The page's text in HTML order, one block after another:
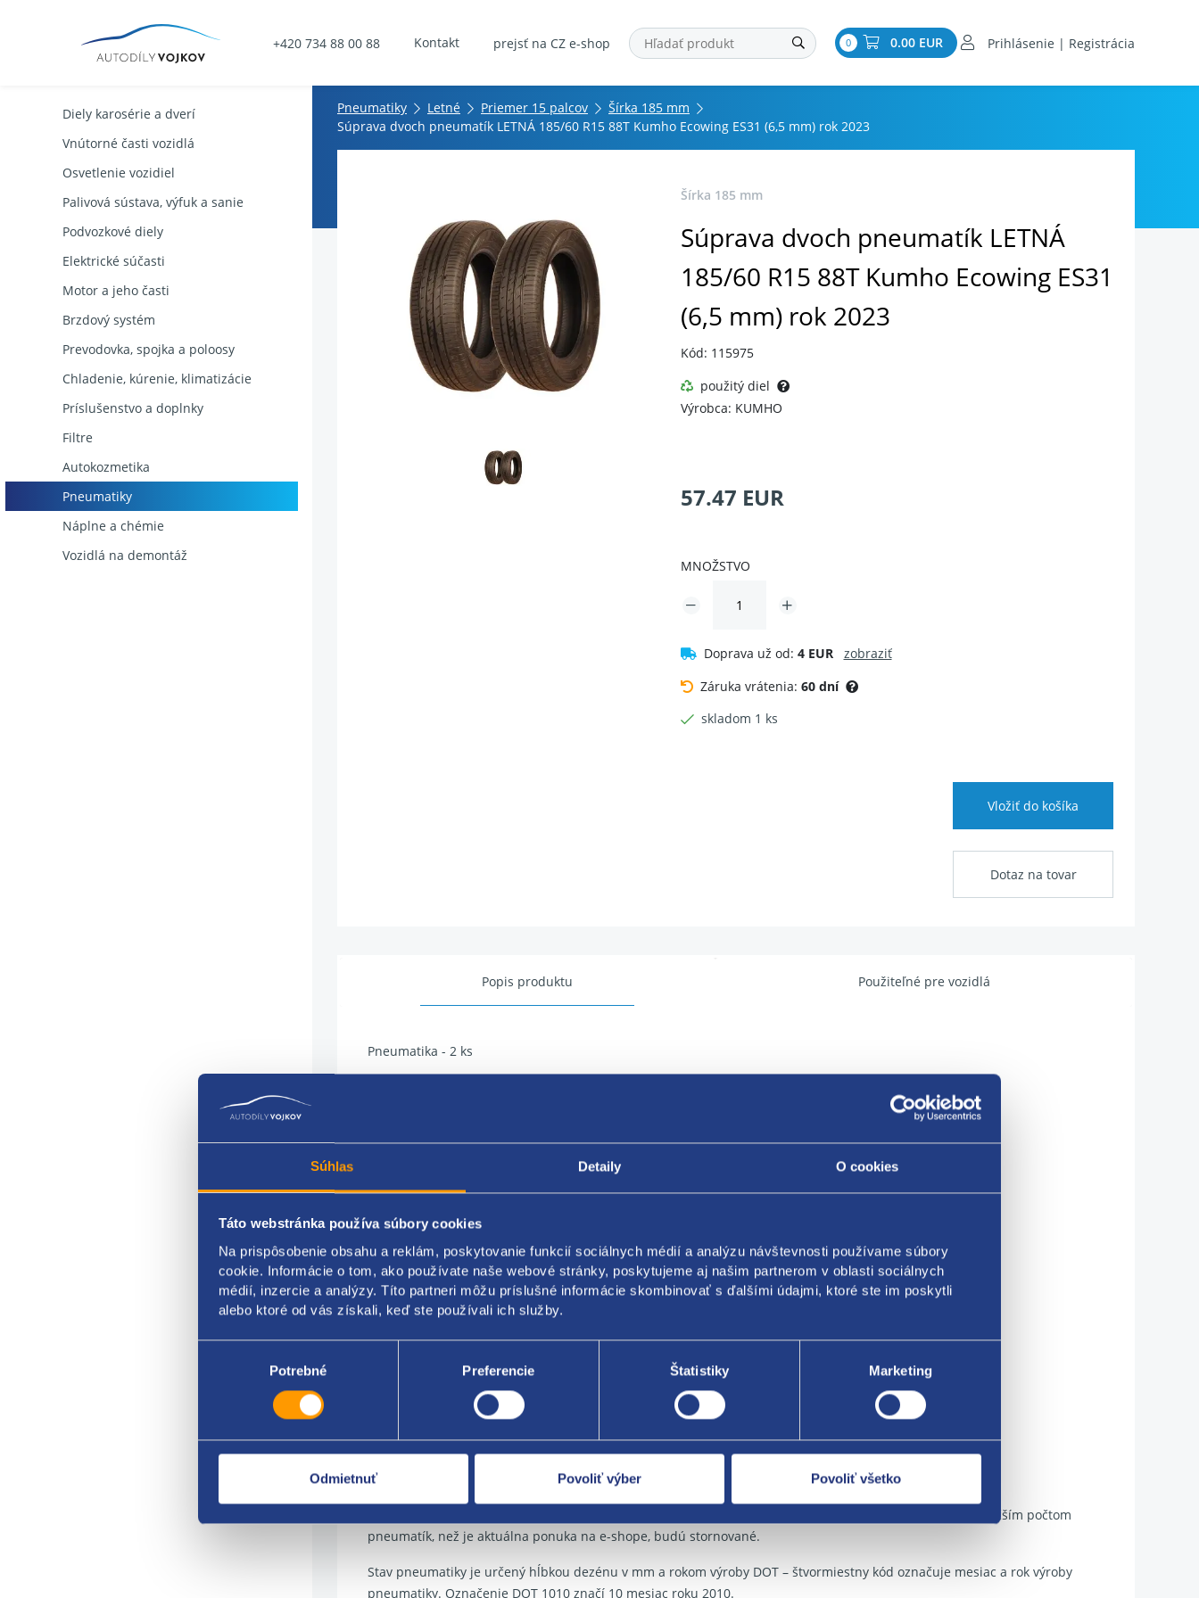
Súhlas Detaily O cookies
Táto webstránka používa súbory cookies
Na prispôsobenie obsahu a reklám, poskytovanie funkcií sociálnych médií a analýzu návštevnosti používame súbory
cookie. Informácie o tom, ako používate naše webové stránky, poskytujeme aj našim partnerom v oblasti sociálnych
médií, inzercie a analýzy. Títo partneri môžu príslušné informácie skombinovať s ďalšími údajmi, ktoré ste im poskytli
alebo ktoré od vás získali, keď ste používali ich služby.
Potrebné Preferencie Štatistiky Marketing
Odmietnuť Povoliť výber Povoliť všetko
+420 734 88 00 88 Kontakt prejsť na CZ e-shop 0 0.00 EUR Prihlásenie | Registrácia
Diely karosérie a dverí
Vnútorné časti vozidlá
Osvetlenie vozidiel
Palivová sústava, výfuk a sanie
Podvozkové diely
Elektrické súčasti
Motor a jeho časti
Brzdový systém
Prevodovka, spojka a poloosy
Chladenie, kúrenie, klimatizácie
Príslušenstvo a doplnky
Filtre
Autokozmetika
Pneumatiky
Náplne a chémie
Vozidlá na demontáž
Pneumatiky Letné Priemer 15 palcov
Šírka 185 mm
Súprava dvoch pneumatík LETNÁ 185/60 R15 88T Kumho Ecowing ES31 (6,5 mm) rok 2023
Šírka 185 mm
Súprava dvoch pneumatík LETNÁ
185/60 R15 88T Kumho Ecowing ES31
(6,5 mm) rok 2023
Kód: 115975
použitý diel
Výrobca: KUMHO
57.47 EUR
MNOŽSTVO
Doprava už od: 4 EUR
zobraziť
Záruka vrátenia: 60 dní
skladom 1 ks
Vložiť do košíka
Dotaz na tovar
Popis produktu Použiteľné pre vozidlá
Pneumatika - 2 ks
index rýchlosti: T
index nosnosti: 88
prevedenie: osobné
typ: LETNÉ
model: Ecowing ES31
výrobca: Kumho
hĺbka dezénu: 6,5 mm
doplnkové informácie:
Ponuka použité pneumatiky. Možnosť objednať iba množstvo, ktoré je aktuálne skladom. Objednávky s väčším počtom
pneumatík, než je aktuálna ponuka na e-shope, budú stornované.
Stav pneumatiky je určený hĺbkou dezénu v mm a rokom výroby DOT – štvormiestny kód označuje mesiac a rok výroby
pneumatiky. Označenie DOT 1010 značí 10 mesiac roku 2010.